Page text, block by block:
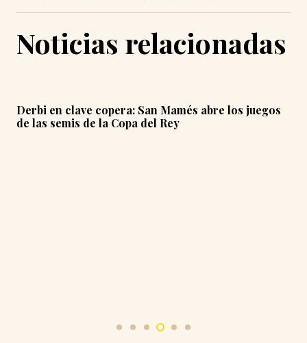
Noticias relacionadas
Derbi en clave copera: San Mamés abre los juegos
de las semis de la Copa del Rey